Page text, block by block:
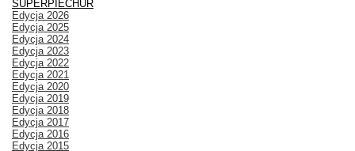
SUPERPIECHUR
Edycja 2026
Edycja 2025
Edycja 2024
Edycja 2023
Edycja 2022
Edycja 2021
Edycja 2020
Edycja 2019
Edycja 2018
Edycja 2017
Edycja 2016
Edycja 2015